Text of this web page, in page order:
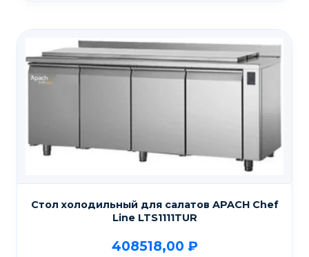
Стол холодильный для салатов APACH Chef
Line LTS1111TUR
408518,00 ₽